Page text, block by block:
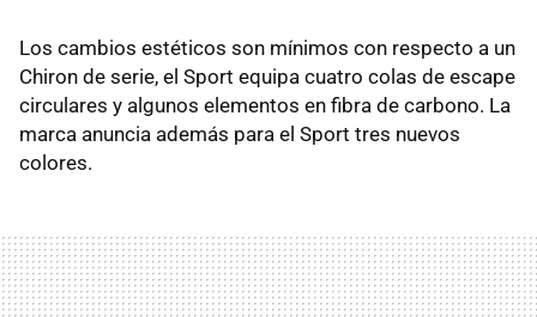
Los cambios estéticos son mínimos con respecto a un
Chiron de serie, el Sport equipa cuatro colas de escape
circulares y algunos elementos en fibra de carbono. La
marca anuncia además para el Sport tres nuevos
colores.